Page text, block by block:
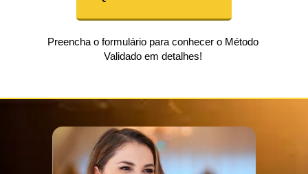
Preencha o formulário para conhecer o Método
Validado em detalhes!